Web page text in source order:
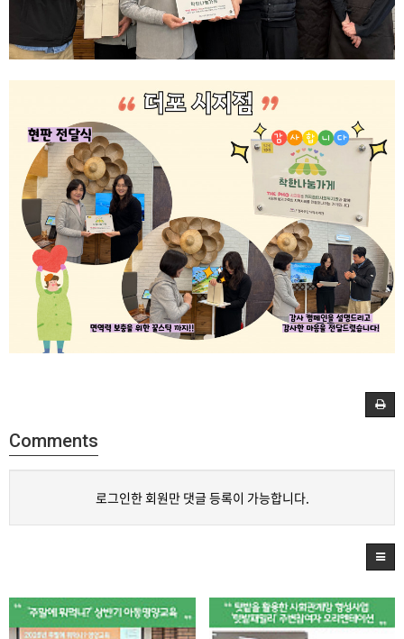
Comments
로그인한 회원만 댓글 등록이 가능합니다.